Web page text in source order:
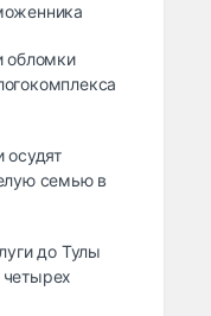
обломки
осудят
семью в
до Тулы